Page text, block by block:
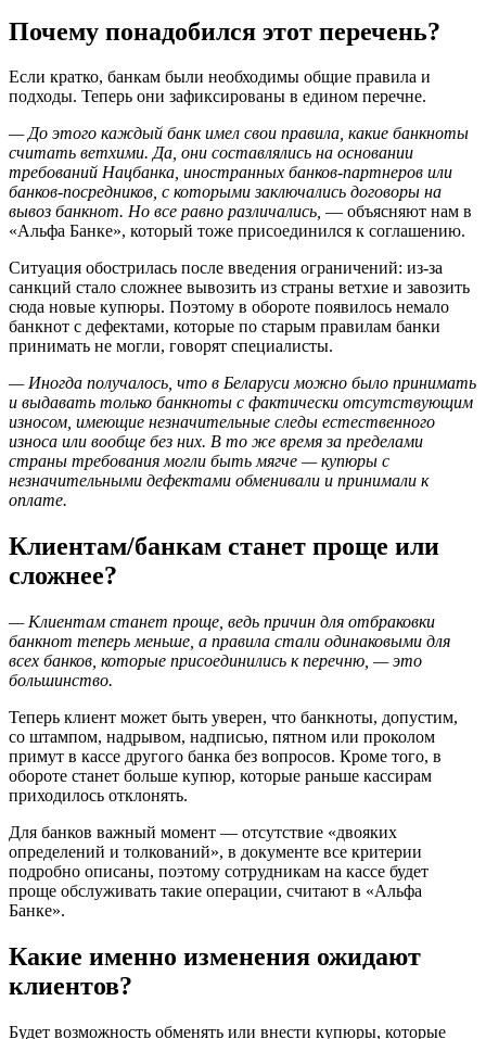
Почему понадобился этот перечень?
Если кратко, банкам были необходимы общие правила и
подходы. Теперь они зафиксированы в едином перечне.
— До этого каждый банк имел свои правила, какие банкноты
считать ветхими. Да, они составлялись на основании
требований Нацбанка, иностранных банков-партнеров или
банков-посредников, с которыми заключались договоры на
вывоз банкнот. Но все равно различались, — объясняют нам в
«Альфа Банке», который тоже присоединился к соглашению.
Ситуация обострилась после введения ограничений: из-за
санкций стало сложнее вывозить из страны ветхие и завозить
сюда новые купюры. Поэтому в обороте появилось немало
банкнот с дефектами, которые по старым правилам банки
принимать не могли, говорят специалисты.
— Иногда получалось, что в Беларуси можно было принимать
и выдавать только банкноты с фактически отсутствующим
износом, имеющие незначительные следы естественного
износа или вообще без них. В то же время за пределами
страны требования могли быть мягче — купюры с
незначительными дефектами обменивали и принимали к
оплате.
Клиентам/банкам станет проще или
сложнее?
— Клиентам станет проще, ведь причин для отбраковки
банкнот теперь меньше, а правила стали одинаковыми для
всех банков, которые присоединились к перечню, — это
большинство.
Теперь клиент может быть уверен, что банкноты, допустим,
со штампом, надрывом, надписью, пятном или проколом
примут в кассе другого банка без вопросов. Кроме того, в
обороте станет больше купюр, которые раньше кассирам
приходилось отклонять.
Для банков важный момент — отсутствие «двояких
определений и толкований», в документе все критерии
подробно описаны, поэтому сотрудникам на кассе будет
проще обслуживать такие операции, считают в «Альфа
Банке».
Какие именно изменения ожидают
клиентов?
Будет возможность обменять или внести купюры, которые